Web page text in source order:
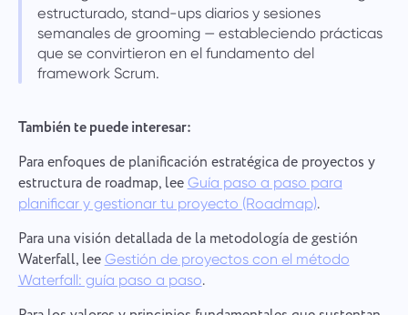
estructurado, stand-ups diarios y sesiones
semanales de grooming — estableciendo prácticas
que se convirtieron en el fundamento del
framework Scrum.
También te puede interesar:
Para enfoques de planificación estratégica de proyectos y
estructura de roadmap, leeGuía paso a paso para
planificar y gestionar tu proyecto (Roadmap).
Para una visión detallada de la metodología de gestión
Waterfall, leeGestión de proyectos con el método
Waterfall: guía paso a paso.